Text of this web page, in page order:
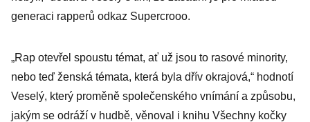
generaci rapperů odkaz Supercrooo.
„Rap otevřel spoustu témat, ať už jsou to rasové minority,
nebo teď ženská témata, která byla dřív okrajová,“ hodnotí
Veselý, který proměně společenského vnímání a způsobu,
jakým se odráží v hudbě, věnoval i knihu Všechny kočky